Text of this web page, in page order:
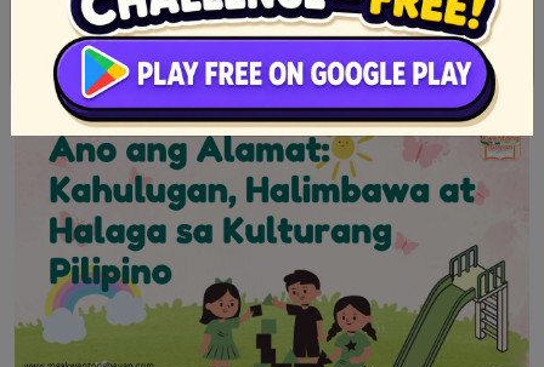
Top 10 Sikat na Epiko ng Pilipinas